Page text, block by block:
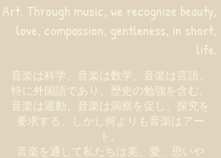
音楽は科学、音楽は数学、音楽は言語、
特に外国語であり、歴史の勉強を含む。
音楽は運動、音楽は洞察を促し、探究を
要求する。しかし何よりも音楽はアー
ト。
音楽を通して私たちは美、愛、思いや
Art. Through music, we recognize beauty,
love, compassion, gentleness, in short,
life.